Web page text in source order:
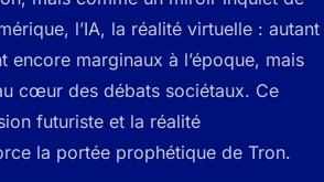
l’IA, la réalité virtuelle : autant
encore marginaux à l’époque, mais
cœur des débats sociétaux. Ce
futuriste et la réalité
la portée prophétique de Tron.